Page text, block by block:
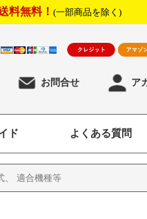
料無料！ (一部商品を除く)
お問合せ ア
ド よくある質問